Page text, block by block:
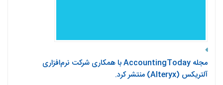
مجله AccountingToday با همکاری شرکت نرم‌افزاری
آلتریکس (Alteryx) منتشر کرد.